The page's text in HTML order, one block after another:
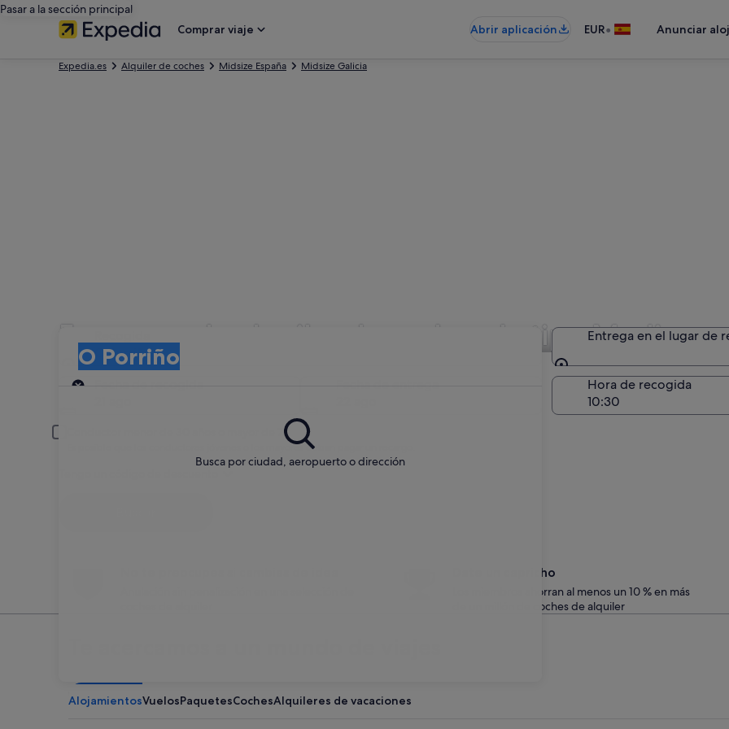
Pasar a la sección principal
Comprar viaje
Abrir aplicación EUR• Anunciar
Expedia.es Alquiler de coches Midsize España Midsize Galicia
Empresas de alquiler de coches de tipo Mediano
Busca por ciudad, aeropuerto o dirección
O Porriño
Recogida
Entrega en el lugar de
Entrega en el lugar de
Hora de recogida
Conductor menor de 30 años o mayor de 70
Es posible que los conductores jóvenes o los mayores deban pagar un recargo.
Date un capricho
Los miembros ahorran al menos un 10 % en más
de un millón de coches de alquiler
AlojamientosVuelosPaquetesCochesAlquileres de vacaciones